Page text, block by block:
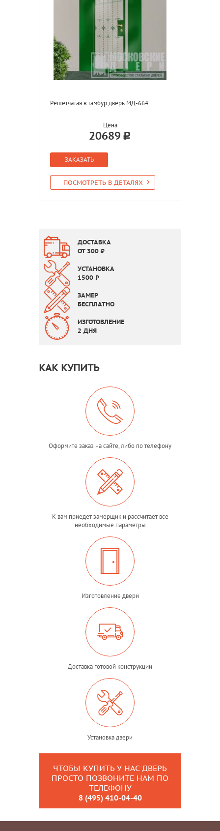
Решетчатая в тамбур дверь МД-664
Цена
20689
ЗАКАЗАТЬ
ПОСМОТРЕТЬ В ДЕТАЛЯХ
ДОСТАВКА
ОТ 300 ₽
УСТАНОВКА
1500 ₽
ЗАМЕР
БЕСПЛАТНО
ИЗГОТОВЛЕНИЕ
2 ДНЯ
КАК КУПИТЬ
Оформите заказ на сайте, либо по телефону
К вам приедет замерщик и рассчитает все
необходимые параметры
Изготовление двери
Доставка готовой конструкции
Установка двери
ЧТОБЫ КУПИТЬ У НАС ДВЕРЬ
ПРОСТО ПОЗВОНИТЕ НАМ ПО
ТЕЛЕФОНУ
8 (495) 410-04-40